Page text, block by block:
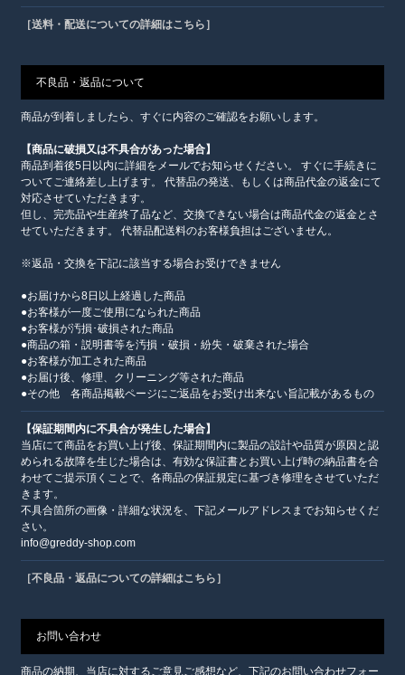
［送料・配送についての詳細はこちら］
不良品・返品について
商品が到着しましたら、すぐに内容のご確認をお願いします。
【商品に破損又は不具合があった場合】
商品到着後5日以内に詳細をメールでお知らせください。 すぐに手続きに
ついてご連絡差し上げます。 代替品の発送、もしくは商品代金の返金にて
対応させていただきます。
但し、完売品や生産終了品など、交換できない場合は商品代金の返金とさ
せていただきます。 代替品配送料のお客様負担はございません。
※返品・交換を下記に該当する場合お受けできません
●お届けから8日以上経過した商品
●お客様が一度ご使用になられた商品
●お客様が汚損･破損された商品
●商品の箱・説明書等を汚損・破損・紛失・破棄された場合
●お客様が加工された商品
●お届け後、修理、クリーニング等された商品
●その他 各商品掲載ページにご返品をお受け出来ない旨記載があるもの
【保証期間内に不具合が発生した場合】
当店にて商品をお買い上げ後、保証期間内に製品の設計や品質が原因と認
められる故障を生じた場合は、有効な保証書とお買い上げ時の納品書を合
わせてご提示頂くことで、各商品の保証規定に基づき修理をさせていただ
きます。
不具合箇所の画像・詳細な状況を、下記メールアドレスまでお知らせくだ
さい。
info@greddy-shop.com
［不良品・返品についての詳細はこちら］
お問い合わせ
商品の納期、当店に対するご意見ご感想など、下記のお問い合わせフォー